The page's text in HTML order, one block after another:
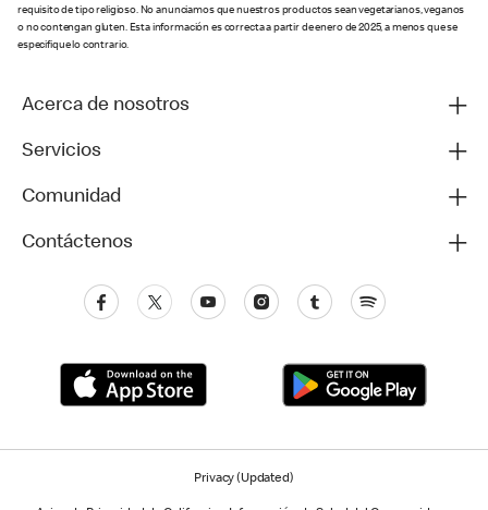
requisito de tipo religioso. No anunciamos que nuestros productos sean vegetarianos, veganos
o no contengan gluten. Esta información es correcta a partir de enero de 2025, a menos que se
especifique lo contrario.
Acerca de nosotros
Servicios
Comunidad
Contáctenos
Privacy (Updated)